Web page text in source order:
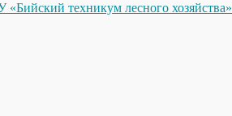
техникум лесного хозяйства»